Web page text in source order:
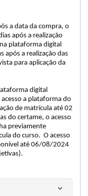
a data da compra, o
após a realização
plataforma digital
a realização das
para aplicação da
digital
a plataforma do
de matrícula até 02
do certame, o acesso
previamente
do curso. O acesso
até 06/08/2024